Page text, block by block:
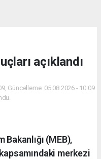
açıklandı
Güncelleme: 05.08.2026 - 10:09
Bakanlığı (MEB),
merkezi